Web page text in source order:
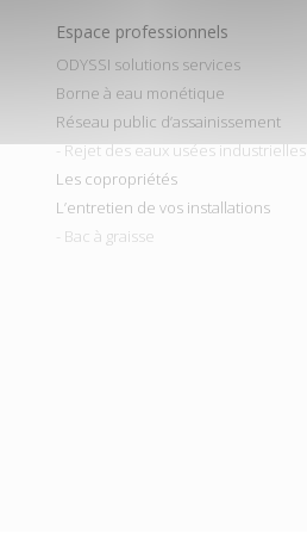
Espace professionnels
ODYSSI solutions services
Borne à eau monétique
Réseau public d’assainissement
- Rejet des eaux usées industrielles
Les copropriétés
L’entretien de vos installations
- Bac à graisse